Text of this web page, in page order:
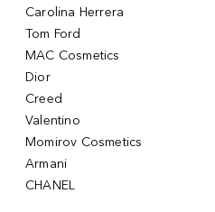
Carolina Herrera
Tom Ford
MAC Cosmetics
Dior
Creed
Valentino
Momirov Cosmetics
Armani
CHANEL